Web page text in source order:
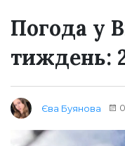
Погода у
тиждень:
Єва Буянова